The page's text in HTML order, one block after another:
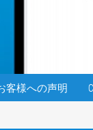
客様への声明